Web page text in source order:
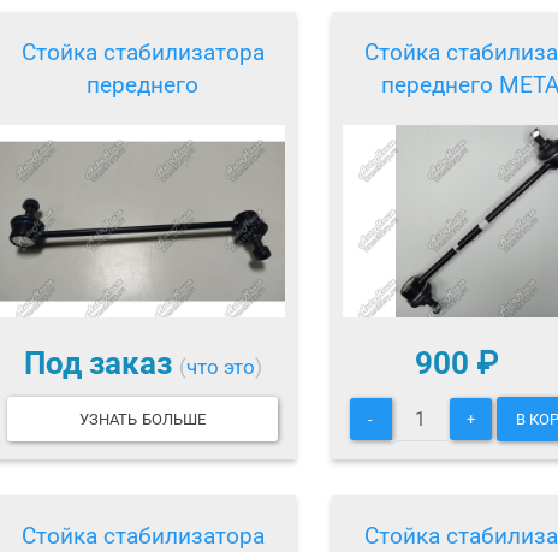
Стойка стабилизатора
переднего
Под заказ (что это)
УЗНАТЬ БОЛЬШЕ
Стойка
переднего
900 ₽
- + В
Стойка стабилизатора
Стойка